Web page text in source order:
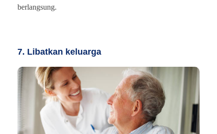
berlangsung.
7. Libatkan keluarga